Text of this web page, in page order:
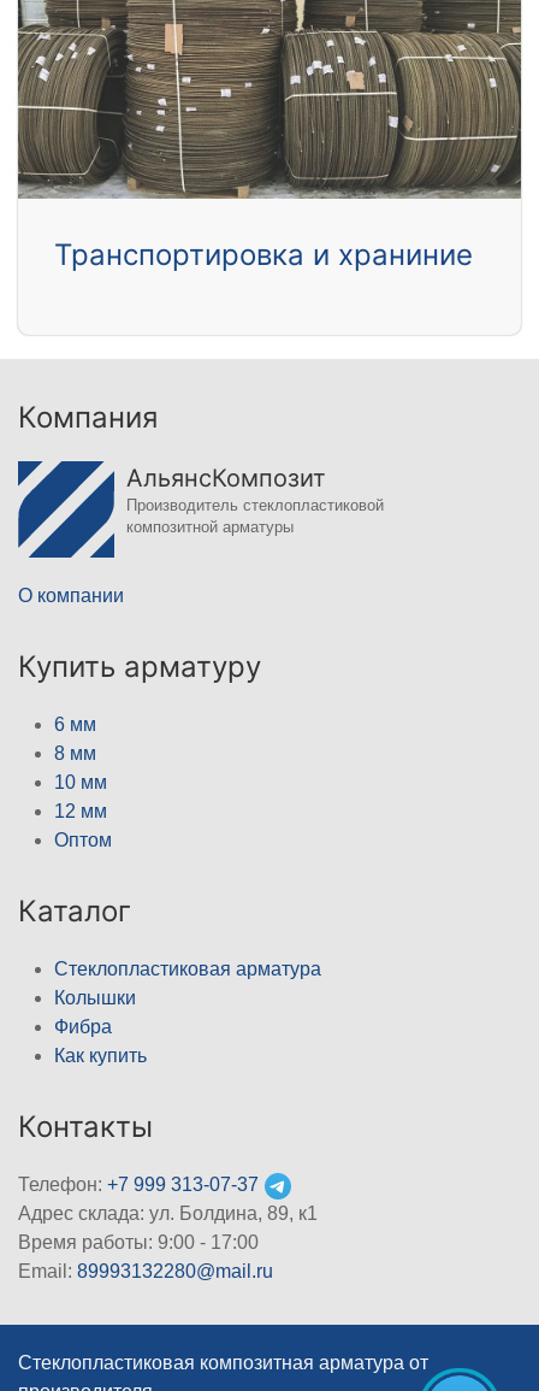
Транспортировка и храниние
Компания
АльянсКомпозит
Производитель стеклопластиковой
композитной арматуры
О компании
Купить арматуру
6 мм
8 мм
10 мм
12 мм
Оптом
Каталог
Стеклопластиковая арматура
Колышки
Фибра
Как купить
Контакты
Телефон: +7 999 313-07-37
Адрес склада: ул. Болдина, 89, к1
Время работы: 9:00 - 17:00
Email: 89993132280@mail.ru
Стеклопластиковая композитная арматура от